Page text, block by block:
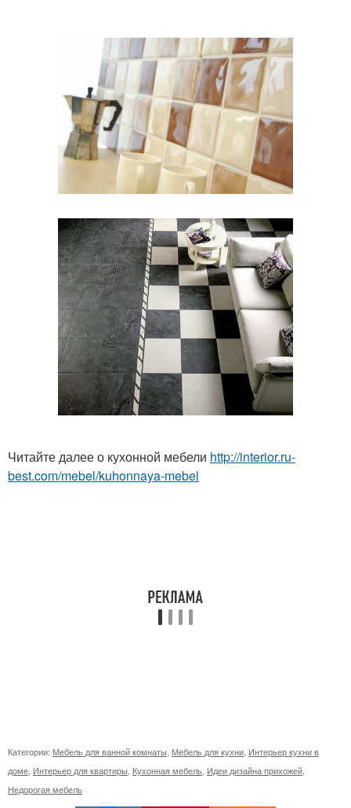
Читайте далее о кухонной мебели http://interior.ru-
best.com/mebel/kuhonnaya-mebel
Категории: Мебель для ванной комнаты Мебель для кухни Интерьер кухни в
доме Интерьер для квартиры Кухонная мебель Идеи дизайна прихожей
Недорогая мебель